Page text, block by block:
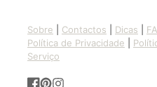
Sobre Contactos Dicas
Política de Privacidade
Serviço